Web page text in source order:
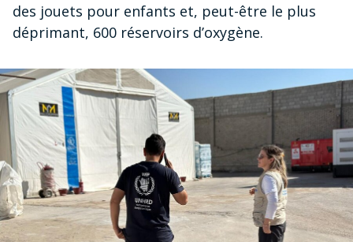
des jouets pour enfants et, peut-être le plus
déprimant, 600 réservoirs d’oxygène.